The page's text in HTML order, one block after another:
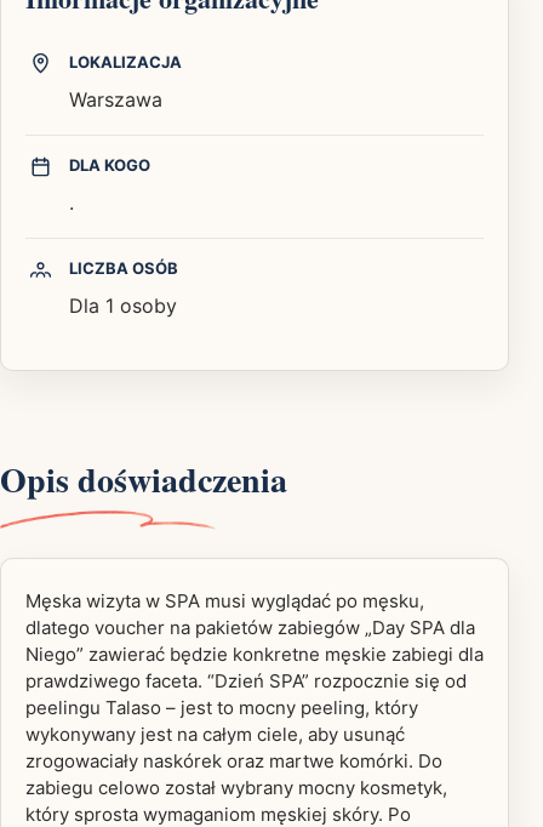
LOKALIZACJA
Warszawa
DLA KOGO
.
LICZBA OSÓB
Dla 1 osoby
Opis doświadczenia
Męska wizyta w SPA musi wyglądać po męsku,
dlatego voucher na pakietów zabiegów „Day SPA dla
Niego” zawierać będzie konkretne męskie zabiegi dla
prawdziwego faceta. “Dzień SPA” rozpocznie się od
peelingu Talaso – jest to mocny peeling, który
wykonywany jest na całym ciele, aby usunąć
zrogowaciały naskórek oraz martwe komórki. Do
zabiegu celowo został wybrany mocny kosmetyk,
który sprosta wymaganiom męskiej skóry. Po